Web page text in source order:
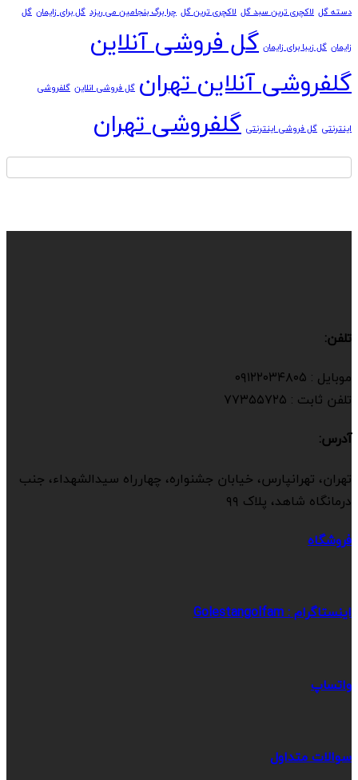
دسته گل لاکچری ترین سبد گل لاکچری ترین گل چرا برگ بنجامین می ریزد گل برای زایمان گل
زایمان گل زیبا برای زایمان گل فروشی آنلاین
گلفروشی آنلاین تهران گل فروشی انلاین گلفروشی
اینترنتی گل فروشی اینترنتی گلفروشی تهران
تلفن:
موبایل : ۰۹۱۲۲۰۳۴۸۰۵
تلفن ثابت : ۷۷۳۵۵۷۲۵
آدرس:
تهران، تهرانپارس، خیابان جشنواره، چهارراه سیدالشهداء، جنب
درمانگاه شاهد، پلاک ۹۹
فروشگاه
اینستاگرام : Golestangolfam
واتساپ
سوالات متداول